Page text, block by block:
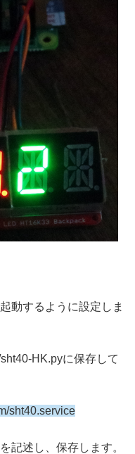
動するように設定しま
HK.pyに保存して
sht40.service
記述し、保存します。